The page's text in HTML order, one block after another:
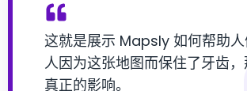
这就是展示 Mapsly 如何帮助
人因为这张地图而保住了牙齿
真正的影响。